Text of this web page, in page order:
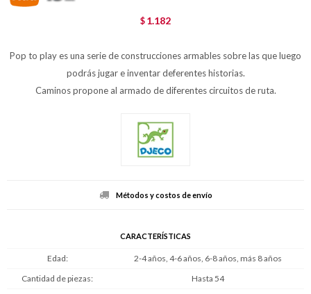
$ 1.182
Pop to play es una serie de construcciones armables sobre las que luego
podrás jugar e inventar deferentes historias.
Caminos propone al armado de diferentes circuitos de ruta.
Métodos y costos de envío
CARACTERÍSTICAS
Edad
2-4 años, 4-6 años, 6-8 años, más 8 años
Cantidad de piezas
Hasta 54